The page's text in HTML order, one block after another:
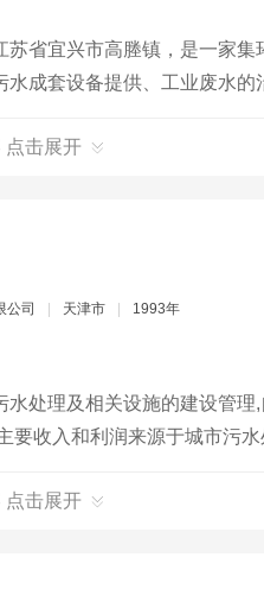
省宜兴市高塍镇，是一家集
成套设备提供、工业废水
点击展开
公司 天津市 1993年
处理及相关设施的建设管
要收入和利润来源于城市污
得积极进展,获得7个水处理
点击展开